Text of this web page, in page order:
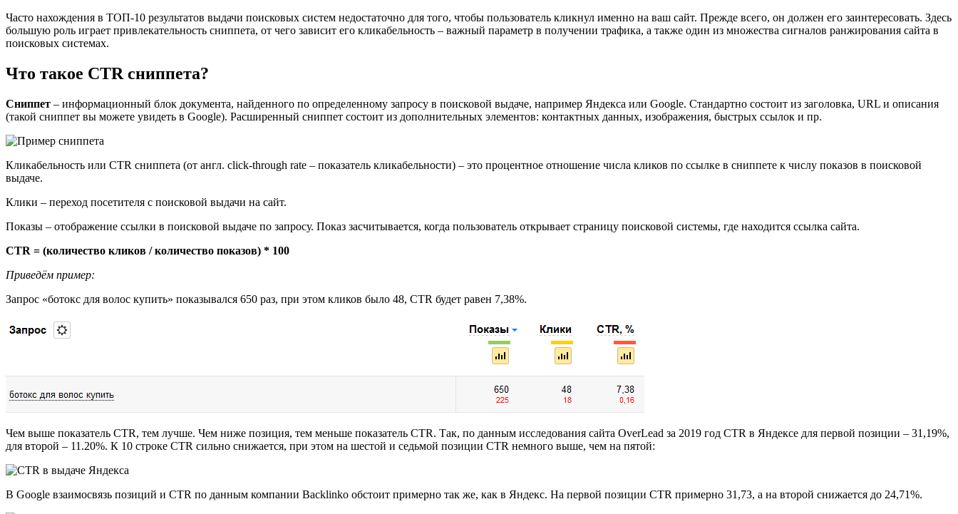
Часто нахождения в ТОП-10 результатов выдачи поисковых систем недостаточно для того, чтобы пользователь кликнул именно на ваш сайт. Прежде всего, он должен его заинтересовать. Здесь
большую роль играет привлекательность сниппета, от чего зависит его кликабельность – важный параметр в получении трафика, а также один из множества сигналов ранжирования сайта в
поисковых системах.
Что такое CTR сниппета?
Сниппет – информационный блок документа, найденного по определенному запросу в поисковой выдаче, например Яндекса или Google. Стандартно состоит из заголовка, URL и описания
(такой сниппет вы можете увидеть в Google). Расширенный сниппет состоит из дополнительных элементов: контактных данных, изображения, быстрых ссылок и пр.
Кликабельность или CTR сниппета (от англ. click-through rate – показатель кликабельности) – это процентное отношение числа кликов по ссылке в сниппете к числу показов в поисковой
выдаче.
Клики – переход посетителя с поисковой выдачи на сайт.
Показы – отображение ссылки в поисковой выдаче по запросу. Показ засчитывается, когда пользователь открывает страницу поисковой системы, где находится ссылка сайта.
CTR = (количество кликов / количество показов) * 100
Приведём пример:
Запрос «ботокс для волос купить» показывался 650 раз, при этом кликов было 48, CTR будет равен 7,38%.
Чем выше показатель CTR, тем лучше. Чем ниже позиция, тем меньше показатель CTR. Так, по данным исследования сайта OverLead за 2019 год CTR в Яндексе для первой позиции – 31,19%,
для второй – 11.20%. К 10 строке CTR сильно снижается, при этом на шестой и седьмой позиции CTR немного выше, чем на пятой:
В Google взаимосвязь позиций и CTR по данным компании Backlinko обстоит примерно так же, как в Яндекс. На первой позиции CTR примерно 31,73, а на второй снижается до 24,71%.